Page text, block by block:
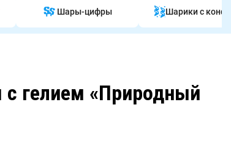
Шары-цифры Шарики c
гелием «Природный